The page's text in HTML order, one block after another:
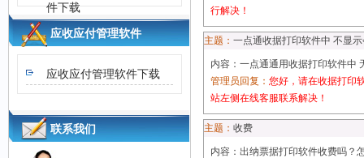
件下载
应收应付管理软件
应收应付管理软件下载
联系我们
行解决！
主题： 一点通收据打印软件中 不显
内容：一点通通用收据打印软件中
管理员回复： 您好，请在收据打印
站左侧在线客服联系解决！
主题： 收费
内容：出纳票据打印软件收费吗？